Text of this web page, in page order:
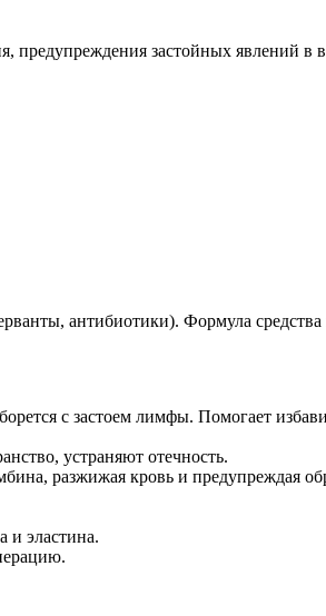
предупреждения застойных явлений в
антибиотики). Формула средства
с застоем лимфы. Помогает
устраняют отечность.
разжижая кровь и предупреждая
и эластина.